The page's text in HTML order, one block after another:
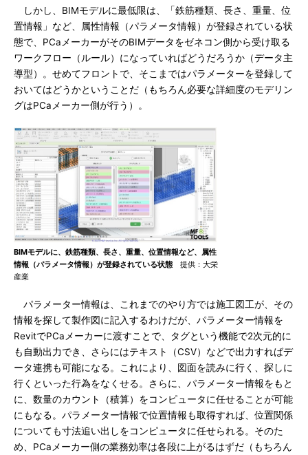
しかし、BIMモデルに最低限は、「鉄筋種類、長さ、重量、位
置情報」など、属性情報（パラメータ情報）が登録されている状
態で、PCaメーカーがそのBIMデータをゼネコン側から受け取る
ワークフロー（ルール）になっていればどうだろうか（データ主
導型）。せめてフロントで、そこまではパラメーターを登録して
おいてはどうかということだ（もちろん必要な詳細度のモデリン
グはPCaメーカー側が行う）。
BIMモデルに、鉄筋種類、長さ、重量、位置情報など、属性
情報（パラメータ情報）が登録されている状態 提供：大栄
産業
パラメーター情報は、これまでのやり方では施工図工が、その
情報を探して製作図に記入するわけだが、パラメーター情報を
RevitでPCaメーカーに渡すことで、タグという機能で2次元的に
も自動出力でき、さらにはテキスト（CSV）などで出力すればデ
ータ連携も可能になる。これにより、図面を読みに行く、探しに
行くといった行為をなくせる。さらに、パラメーター情報をもと
に、数量のカウント（積算）をコンピュータに任せることが可能
にもなる。パラメーター情報で位置情報も取得すれば、位置関係
についても寸法追い出しをコンピュータに任せられる。そのた
め、PCaメーカー側の業務効率は各段に上がるはずだ（もちろん